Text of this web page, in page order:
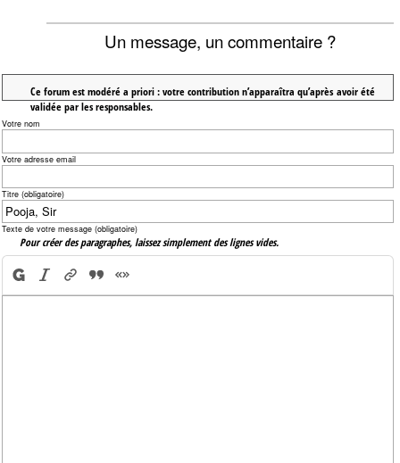
Un message, un commentaire ?
Ce forum est modéré a priori : votre contribution n’apparaîtra qu’après avoir été
validée par les responsables.
Votre nom
Votre adresse email
Titre (obligatoire)
Texte de votre message (obligatoire)
Pour créer des paragraphes, laissez simplement des lignes vides.